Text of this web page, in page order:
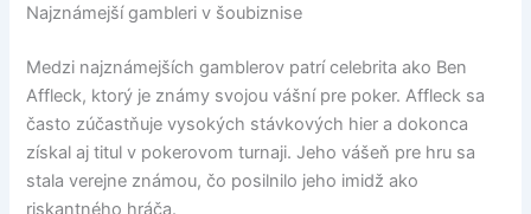
Najznámejší gambleri v šoubiznise
Medzi najznámejších gamblerov patrí celebrita ako Ben
Affleck, ktorý je známy svojou vášní pre poker. Affleck sa
často zúčastňuje vysokých stávkových hier a dokonca
získal aj titul v pokerovom turnaji. Jeho vášeň pre hru sa
stala verejne známou, čo posilnilo jeho imidž ako
riskantného hráča.